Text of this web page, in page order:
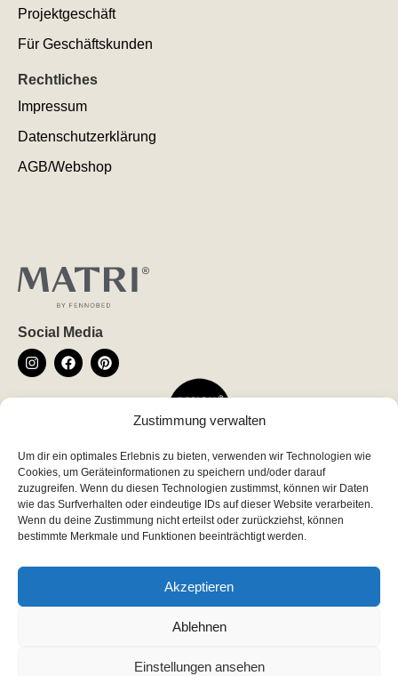
Zustimmung verwalten
Um dir ein optimales Erlebnis zu bieten, verwenden wir Technologien wie
Cookies, um Geräteinformationen zu speichern und/oder darauf
zuzugreifen. Wenn du diesen Technologien zustimmst, können wir Daten
wie das Surfverhalten oder eindeutige IDs auf dieser Website verarbeiten.
Wenn du deine Zustimmung nicht erteilst oder zurückziehst, können
bestimmte Merkmale und Funktionen beeinträchtigt werden.
Akzeptieren
Ablehnen
Einstellungen ansehen
Projektgeschäft
Für Geschäftskunden
Rechtliches
Impressum
Datenschutzerklärung
AGB/Webshop
Social Media
Newsletter
*indicates required
Email Address*